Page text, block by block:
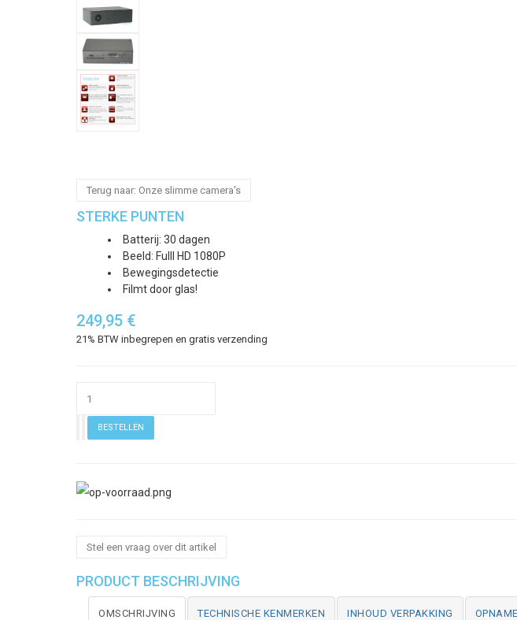
Terug naar: Onze slimme camera's
STERKE PUNTEN
Batterij: 30 dagen
Beeld: Fulll HD 1080P
Bewegingsdetectie
Filmt door glas!
249,95 €
21% BTW inbegrepen en gratis verzending
Stel een vraag over dit artikel
PRODUCT BESCHRIJVING
OMSCHRIJVING TECHNISCHE KENMERKEN INHOUD VERPAKKING